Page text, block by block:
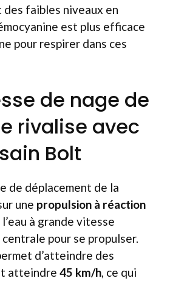
faibles niveaux en
est plus efficace
pour respirer dans ces
de nage de
rivalise avec
Bolt
de déplacement de la
une propulsion à réaction
à grande vitesse
pour se propulser.
d’atteindre des
atteindre 45 km/h , ce qui